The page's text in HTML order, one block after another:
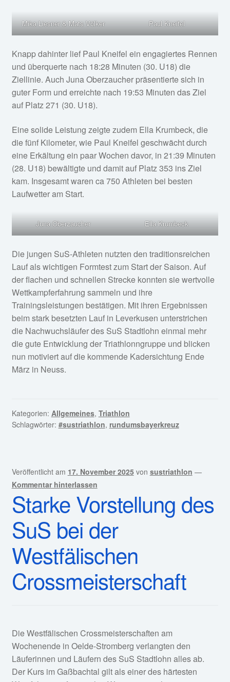
Mika Liesner & Mats Völker Paul Kneifel
Knapp dahinter lief Paul Kneifel ein engagiertes Rennen
und überquerte nach 18:28 Minuten (30. U18) die
Ziellinie. Auch Juna Oberzaucher präsentierte sich in
guter Form und erreichte nach 19:53 Minuten das Ziel
auf Platz 271 (30. U18).
Eine solide Leistung zeigte zudem Ella Krumbeck, die
die fünf Kilometer, wie Paul Kneifel geschwächt durch
eine Erkältung ein paar Wochen davor, in 21:39 Minuten
(28. U18) bewältigte und damit auf Platz 353 ins Ziel
kam. Insgesamt waren ca 750 Athleten bei besten
Laufwetter am Start.
Juna Oberzaucher Ella Krumbeck
Die jungen SuS-Athleten nutzten den traditionsreichen
Lauf als wichtigen Formtest zum Start der Saison. Auf
der flachen und schnellen Strecke konnten sie wertvolle
Wettkampferfahrung sammeln und ihre
Trainingsleistungen bestätigen. Mit ihren Ergebnissen
beim stark besetzten Lauf in Leverkusen unterstrichen
die Nachwuchsläufer des SuS Stadtlohn einmal mehr
die gute Entwicklung der Triathlonngruppe und blicken
nun motiviert auf die kommende Kadersichtung Ende
März in Neuss.
Kategorien: Allgemeines, Triathlon
Schlagwörter: #sustriathlon, rundumsbayerkreuz
Veröffentlicht am 17. November 2025 von sustriathlon —
Kommentar hinterlassen
Starke Vorstellung des
SuS bei der
Westfälischen
Crossmeisterschaft
Die Westfälischen Crossmeisterschaften am
Wochenende in Oelde-Stromberg verlangten den
Läuferinnen und Läufern des SuS Stadtlohn alles ab.
Der Kurs im Gaßbachtal gilt als einer des härtesten